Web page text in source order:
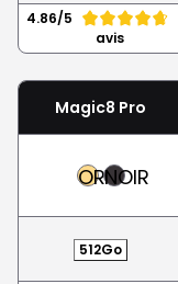
4.86/5
avis
Magic8 Pro
ORNOIR
512Go